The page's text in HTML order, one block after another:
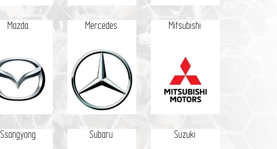
Mazda Mercedes Mitsubishi
Ssangyong Subaru Suzuki